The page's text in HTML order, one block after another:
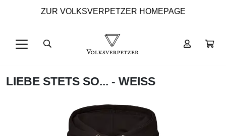
ZUR VOLKSVERPETZER HOMEPAGE
LIEBE STETS SO... - WEISS